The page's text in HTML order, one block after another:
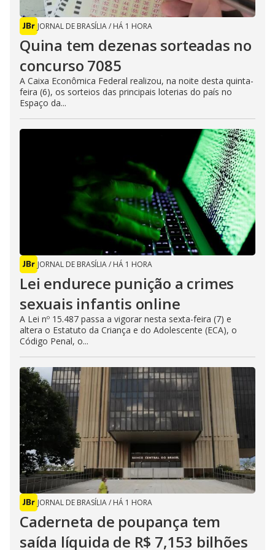
JORNAL DE BRASÍLIA/ HÁ 1 HORA
Quina tem dezenas sorteadas no
concurso 7085
A Caixa Econômica Federal realizou, na noite desta quinta-
feira (6), os sorteios das principais loterias do país no
Espaço da...
JORNAL DE BRASÍLIA/ HÁ 1 HORA
Lei endurece punição a crimes
sexuais infantis online
A Lei nº 15.487 passa a vigorar nesta sexta-feira (7) e
altera o Estatuto da Criança e do Adolescente (ECA), o
Código Penal, o...
JORNAL DE BRASÍLIA/ HÁ 1 HORA
Caderneta de poupança tem
saída líquida de R$ 7,153 bilhões